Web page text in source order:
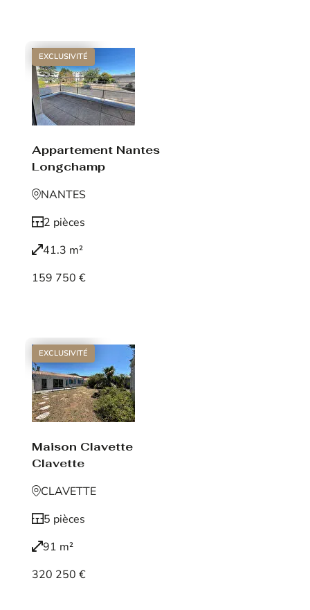
EXCLUSIVITÉ
Appartement Nantes
Longchamp
NANTES
2 pièces
41.3 m²
159 750 €
EXCLUSIVITÉ
Maison Clavette
Clavette
CLAVETTE
5 pièces
91 m²
320 250 €